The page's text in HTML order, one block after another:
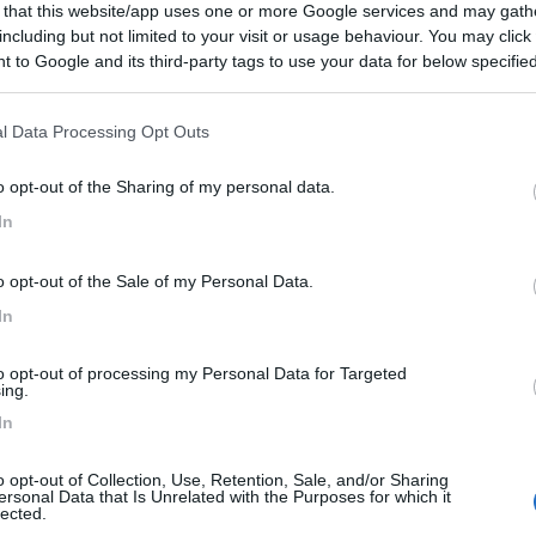
that this website/app uses one or more Google services and may
but not limited to your visit or usage behaviour. You may
to Google and its third-party tags to use your data for below
Data Processing Opt Outs
opt-out of the Sharing of my personal data.
opt-out of the Sale of my Personal Data.
opt-out of processing my Personal Data for Targeted
opt-out of Collection, Use, Retention, Sale, and/or Sharing
Data that Is Unrelated with the Purposes for which it
pesapersone meccanica per lo stesso uso. Ma come si comporta
comoda per la schiena. Saluti luigi
06/07/2011 21:56:42 ( Visualizza messaggio in nuova finestra
interna non si stara con il peso della bombola: è tarata per
la scarsa altezza del vano. [;)]alvaro
ci sono bilance con gradazione da 1kg altre 500g